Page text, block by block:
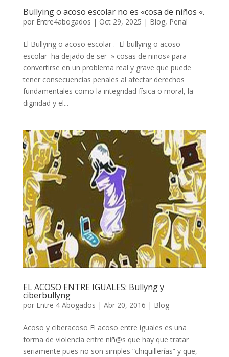
Bullying o acoso escolar no es «cosa de niños «.
por Entre4abogados | Oct 29, 2025 | Blog, Penal
El Bullying o acoso escolar . El bullying o acoso
escolar ha dejado de ser » cosas de niños» para
convertirse en un problema real y grave que puede
tener consecuencias penales al afectar derechos
fundamentales como la integridad física o moral, la
dignidad y el...
EL ACOSO ENTRE IGUALES: Bullyng y
ciberbullyng
por Entre 4 Abogados | Abr 20, 2016 | Blog
Acoso y ciberacoso El acoso entre iguales es una
forma de violencia entre niñ@s que hay que tratar
seriamente pues no son simples “chiquillerías” y que,